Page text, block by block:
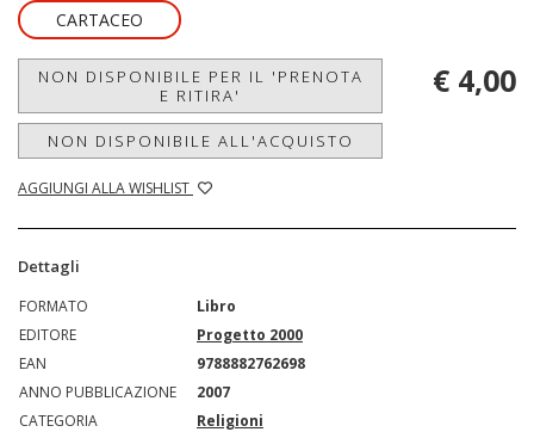
CARTACEO
NON DISPONIBILE PER IL 'PRENOTA
E RITIRA'
NON DISPONIBILE ALL'ACQUISTO
AGGIUNGI ALLA WISHLIST
€ 4,00
Dettagli
FORMATO
Libro
EDITORE
Progetto 2000
EAN
9788882762698
ANNO PUBBLICAZIONE
2007
CATEGORIA
Religioni